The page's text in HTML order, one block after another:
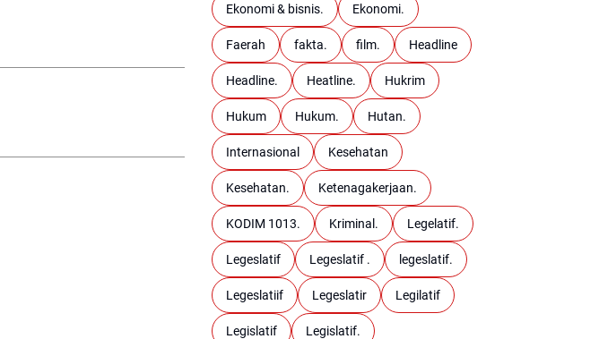
Ekonomi & bisnis. Ekonomi.
Faerah fakta. film. Headline
Headline. Heatline. Hukrim
Hukum Hukum. Hutan.
Internasional Kesehatan
Kesehatan. Ketenagakerjaan.
KODIM 1013. Kriminal. Legelatif.
Legeslatif Legeslatif . legeslatif.
Legeslatiif Legeslatir Legilatif
Legislatif Legislatif.